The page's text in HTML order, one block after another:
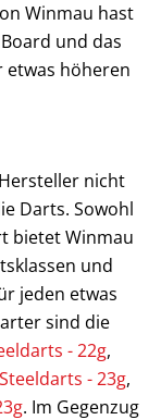
Winmau hast
und das
etwas höheren
nicht
Darts. Sowohl
bietet Winmau
und
jeden etwas
sind die
- 22g,
- 23g,
. Im Gegenzug